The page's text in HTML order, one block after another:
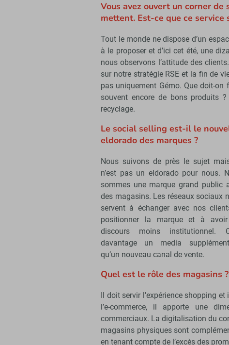
Vous avez ouvert un corner de
mettent. Est-ce que ce
Tout le monde ne dispose d’un
à le proposer et d’ici cet été, une
nous observons l’attitude des
sur notre stratégie RSE et la fin de
pas uniquement Gémo. Que doit-
souvent encore de bons produits
recyclage.
Le social selling est-il le
eldorado des marques ?
Nous suivons de près le sujet
n’est pas un eldorado pour nous.
sommes une marque grand public
des magasins. Les réseaux sociaux
servent à échanger avec nos
positionner la marque et à
discours moins institutionnel.
davantage un media
qu’un nouveau canal de vente.
Quel est le rôle des magasins ?
Il doit servir l’expérience shopping
l’e-commerce, il apporte une
commerciaux. La digitalisation du
magasins physiques sont
en tenant compte de l’excès des